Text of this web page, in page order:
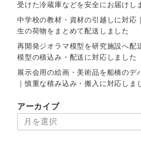
受けた冷蔵庫などを安全にお届けし
中学校の教材・資材の引越しに対応
生の荷物をまとめて配送しました
再開発ジオラマ模型を研究施設へ配
模型の積込み・配送に対応しました
展示会用の絵画・美術品を船橋のデ
｜慎重な積み込み・搬入に対応しま
アーカイブ
ー